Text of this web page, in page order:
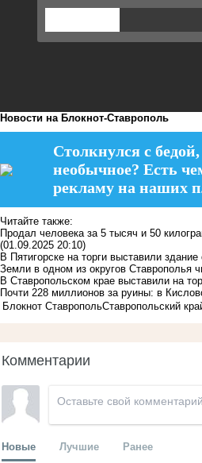
Новости на Блoкнoт-Ставрополь
Столкнулся с
необычное? Есть
рекламу на наших
Читайте также:
Продал человека за 5 тысяч и 50
(01.09.2025 20:10)
В Пятигорске на торги выставили
Земли в одном из округов Ставрополья
В Ставропольском крае выставили на
Почти 228 миллионов за руины: в
Блокнот СтавропольСтавропольский
Комментарии
Новые Лучшие Ранее